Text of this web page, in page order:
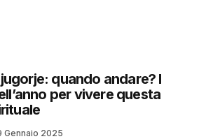
quando andare? I
per vivere questa
Gennaio 2025